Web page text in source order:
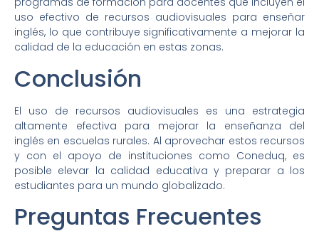
uso efectivo de recursos audiovisuales para enseñar
inglés, lo que contribuye significativamente a mejorar la
calidad de la educación en estas zonas.
Conclusión
El uso de recursos audiovisuales es una estrategia
altamente efectiva para mejorar la enseñanza del
inglés en escuelas rurales. Al aprovechar estos recursos
y con el apoyo de instituciones como Coneduq, es
posible elevar la calidad educativa y preparar a los
estudiantes para un mundo globalizado.
Preguntas Frecuentes